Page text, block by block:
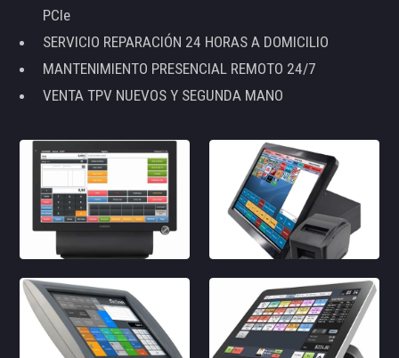
PCIe
SERVICIO REPARACIÓN 24 HORAS A DOMICILIO
MANTENIMIENTO PRESENCIAL REMOTO 24/7
VENTA TPV NUEVOS Y SEGUNDA MANO